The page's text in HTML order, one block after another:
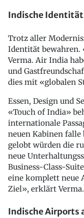
Indische
Trotz aller
Identität bewahren.
Verma. Air India
und
dies mit «globalen
Essen, Design und
«Touch of India»
internationale
neuen Kabinen falle
gelobt würden die
neue
Business-Class-
eine komplett neue
Ziel», erklärt Verma.
Indische Airports